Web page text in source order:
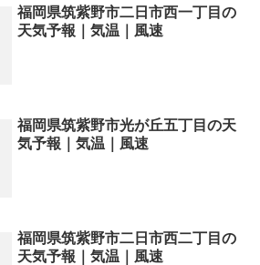
福岡県筑紫野市二日市西一丁目の
天気予報｜気温｜風速
福岡県筑紫野市光が丘五丁目の天
気予報｜気温｜風速
福岡県筑紫野市二日市西二丁目の
天気予報｜気温｜風速